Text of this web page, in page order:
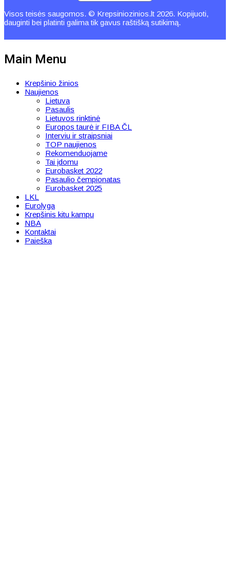
Visos teisės saugomos. © Krepsiniozinios.lt 2026. Kopijuoti,
dauginti bei platinti galima tik gavus raštišką sutikimą.
Main Menu
Krepšinio žinios
Naujienos
Lietuva
Pasaulis
Lietuvos rinktinė
Europos taurė ir FIBA ČL
Interviu ir straipsniai
TOP naujienos
Rekomenduojame
Tai įdomu
Eurobasket 2022
Pasaulio čempionatas
Eurobasket 2025
LKL
Eurolyga
Krepšinis kitu kampu
NBA
Kontaktai
Paieška